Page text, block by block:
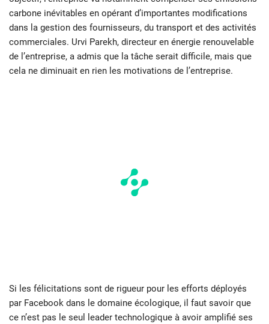
carbone inévitables en opérant d’importantes modifications
dans la gestion des fournisseurs, du transport et des activités
commerciales. Urvi Parekh, directeur en énergie renouvelable
de l’entreprise, a admis que la tâche serait difficile, mais que
cela ne diminuait en rien les motivations de l’entreprise.
Si les félicitations sont de rigueur pour les efforts déployés
par Facebook dans le domaine écologique, il faut savoir que
ce n’est pas le seul leader technologique à avoir amplifié ses